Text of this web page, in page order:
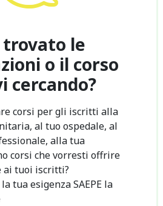
trovato le
o il corso
cercando?
corsi per gli iscritti alla
al tuo ospedale, al
alla tua
corsi che vorresti offrire
ai tuoi iscritti?
tua esigenza SAEPE la